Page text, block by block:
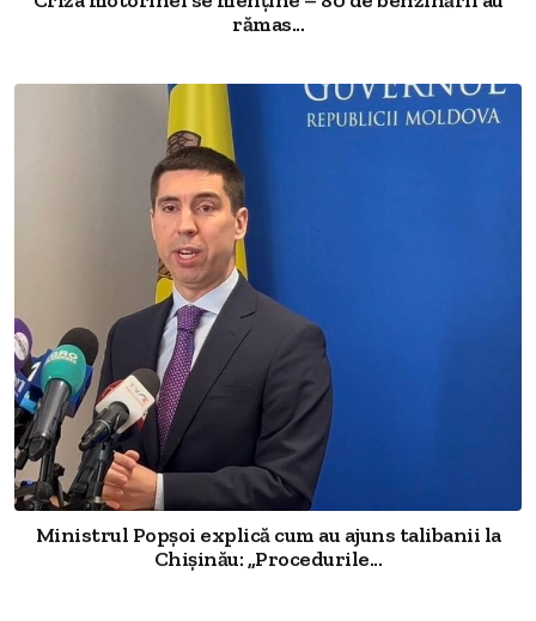
rămas...
Ministrul Popșoi explică cum au ajuns talibanii la
Chișinău: „Procedurile...